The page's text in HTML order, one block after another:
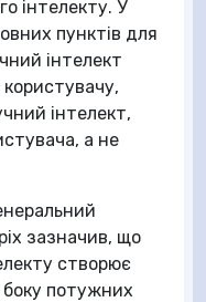
інтелекту. У
пунктів для
інтелект
інтелект,
а не
зазначив, що
створює
потужних